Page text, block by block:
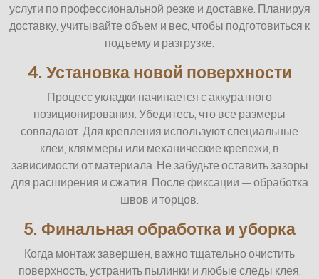
услуги по профессиональной резке и доставке. Планируя
доставку, учитывайте объем и вес, чтобы подготовиться к
подъему и разгрузке.
4. Установка новой поверхности
Процесс укладки начинается с аккуратного
позиционирования. Убедитесь, что все размеры
совпадают. Для крепления используют специальные
клеи, кляммеры или механические крепежи, в
зависимости от материала. Не забудьте оставить зазоры
для расширения и сжатия. После фиксации — обработка
швов и торцов.
5. Финальная обработка и уборка
Когда монтаж завершен, важно тщательно очистить
поверхность, устранить пылинки и любые следы клея.